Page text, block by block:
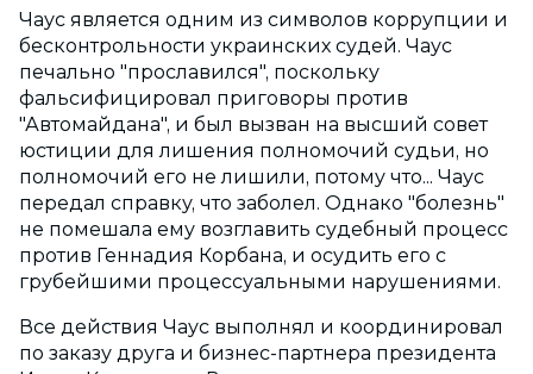
Чаус является одним из символов коррупции и
бесконтрольности украинских судей. Чаус
печально "прославился", поскольку
фальсифицировал приговоры против
"Автомайдана", и был вызван на высший совет
юстиции для лишения полномочий судьи, но
полномочий его не лишили, потому что... Чаус
передал справку, что заболел. Однако "болезнь"
не помешала ему возглавить судебный процесс
против Геннадия Корбана, и осудить его с
грубейшими процессуальными нарушениями.
Все действия Чаус выполнял и координировал
по заказу друга и бизнес-партнера президента